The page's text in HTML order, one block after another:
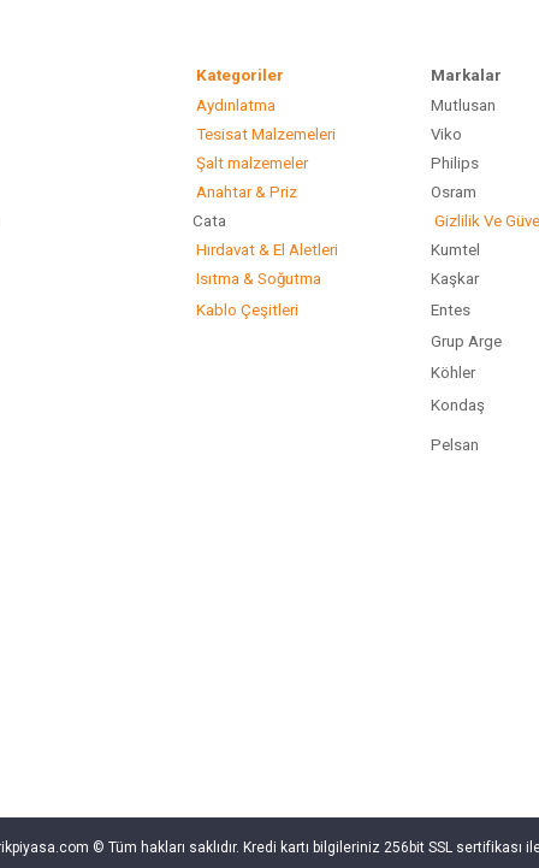
Kategoriler
Aydınlatma Mutlusan
Tesisat Malzemeleri Viko
Şalt malzemeler
Anahtar & Priz Osram
Cata
Gizlilik Ve
Hırdavat & El Aletleri
Kumtel
Isıtma & Soğutma Kaşkar
Kablo Çeşitleri
Entes
Grup Arge
Köhler
Kondaş
Pelsan
© Tüm hakları saklıdır. Kredi kartı bilgileriniz 256bit SSL sertifikası